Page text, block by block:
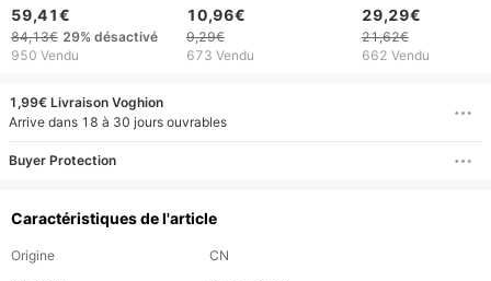
2e génération.
Remplacez la pointe
du stylet par un tube à
métal et une longue
aiguille.
59,41€
84,13€ 29% désactivé
950 Vendu
pour Samsung Galaxy
S25 Edge, S25, S24+,
S23+, S22, S21+, S20
M62, M15, M21s,
M31s, M35, M52,
10,96€
9,29€
673 Vendu
Ultra H+PRO AR F
Compartiment F,
trempé
29,29€
21,62€
662 Vendu
1,99€ Livraison Voghion
Arrive dans 18 à 30 jours ouvrables
Buyer Protection
Caractéristiques de l'article
Origine
CN